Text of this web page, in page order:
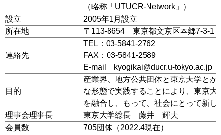
（略称「UTUCR-Network」）
設立
2005年1月設立
所在地
〒113-8654 東京都文京区本郷7-3-1
連絡先
TEL：03-5841-2762
FAX：03-5841-2589
E-mail：kyogikai@ducr.u-tokyo.ac.jp
目的
産業界、地方公共団体と東京大学と
な形態で実践することにより、東京
を融合し、もって、社会にとって新
理事会理事長
東京大学総長 藤井 輝夫
会員数
705団体（2022.4現在）